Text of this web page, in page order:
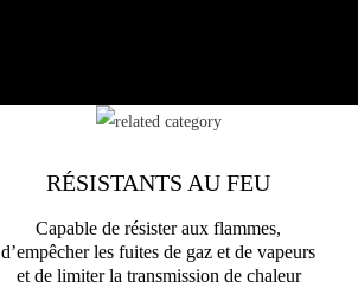
RÉSISTANTS AU FEU
Capable de résister aux flammes,
d’empêcher les fuites de gaz et de vapeurs
et de limiter la transmission de chaleur